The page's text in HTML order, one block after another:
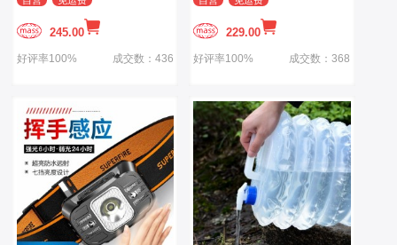
245.00
好评率100% 成交数：436
229.00
好评率100% 成交数：368